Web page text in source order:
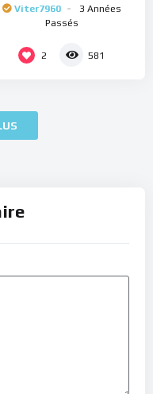
Viter7960
3 Années
Passés
2 581